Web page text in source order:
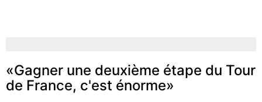
«Gagner une deuxième étape du Tour
de France, c'est énorme»